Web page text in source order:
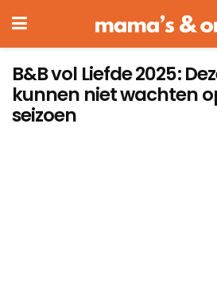
B&B vol Liefde 2025:
kunnen niet wachten
seizoen